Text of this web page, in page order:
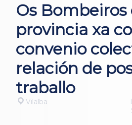
Os Bombeiros
provincia xa
convenio
relación de
traballo
Vilalba